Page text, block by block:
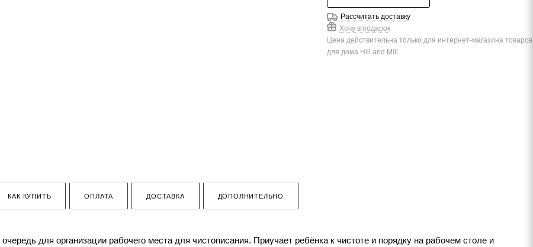
Рассчитать доставку
Хочу в подарок
Цена действительна только для интернет-магазина товаров
для дома Hill and Mill
КАК КУПИТЬ ОПЛАТА ДОСТАВКА ДОПОЛНИТЕЛЬНО
для организации рабочего места для чистописания. Приучает ребёнка к чистоте и порядку на рабочем столе и